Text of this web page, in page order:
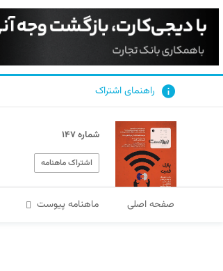
راهنمای اشتراک
شماره ۱۴۷
اشتراک ماهنامه
صفحه اصلی ماهنامه پیوست